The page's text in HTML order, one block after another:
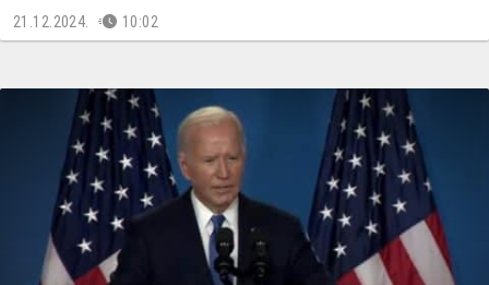
21.12.2024. 10:02